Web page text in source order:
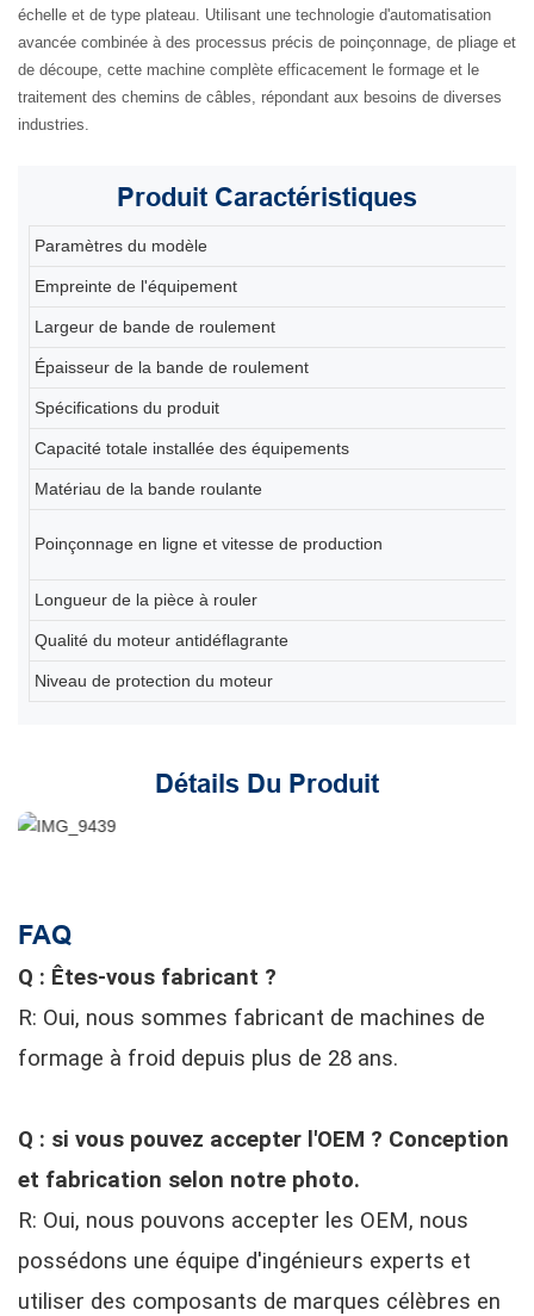
échelle et de type plateau. Utilisant une technologie d'automatisation
avancée combinée à des processus précis de poinçonnage, de pliage et
de découpe, cette machine complète efficacement le formage et le
traitement des chemins de câbles, répondant aux besoins de diverses
industries.
Produit Caractéristiques
Paramètres du modèle
Empreinte de l'équipement
Largeur de bande de roulement
Épaisseur de la bande de roulement
Spécifications du produit
Capacité totale installée des équipements
Matériau de la bande roulante
Poinçonnage en ligne et vitesse de production
Longueur de la pièce à rouler
Qualité du moteur antidéflagrante
Niveau de protection du moteur
Détails Du Produit
FAQ
Q : Êtes-vous fabricant ?
R: Oui, nous sommes fabricant de machines de
formage à froid depuis plus de 28 ans.
Q : si vous pouvez accepter l'OEM ? Conception
et fabrication selon notre photo.
R: Oui, nous pouvons accepter les OEM, nous
possédons une équipe d'ingénieurs experts et
utiliser des composants de marques célèbres en